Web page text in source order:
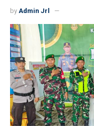
by Admin Jrl